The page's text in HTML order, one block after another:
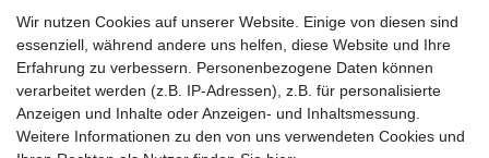
Nachname*
E-Mail*
Wir nutzen Cookies auf unserer Website. Einige von diesen sind
essenziell, während andere uns helfen, diese Website und Ihre
Erfahrung zu verbessern. Personenbezogene Daten können
verarbeitet werden (z.B. IP-Adressen), z.B. für personalisierte
Anzeigen und Inhalte oder Anzeigen- und Inhaltsmessung.
Weitere Informationen zu den von uns verwendeten Cookies und